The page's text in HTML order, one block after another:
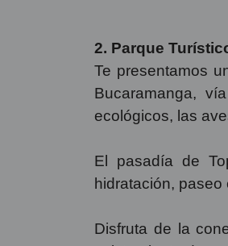
2. Parque
Te presentamos
Bucaramanga,
ecológicos, las
El pasadía de
hidratación,
Disfruta de la